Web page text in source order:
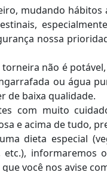
mudando
nossa
não é
ou água
de baixa qualidade.
com muito
e acima de tudo,
dieta especial
informaremos
você nos avise